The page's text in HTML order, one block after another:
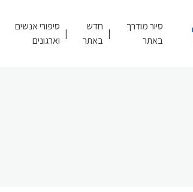
סיור מודרך
באתר
חדש
באתר
סיפורי אנשים
וארגונים